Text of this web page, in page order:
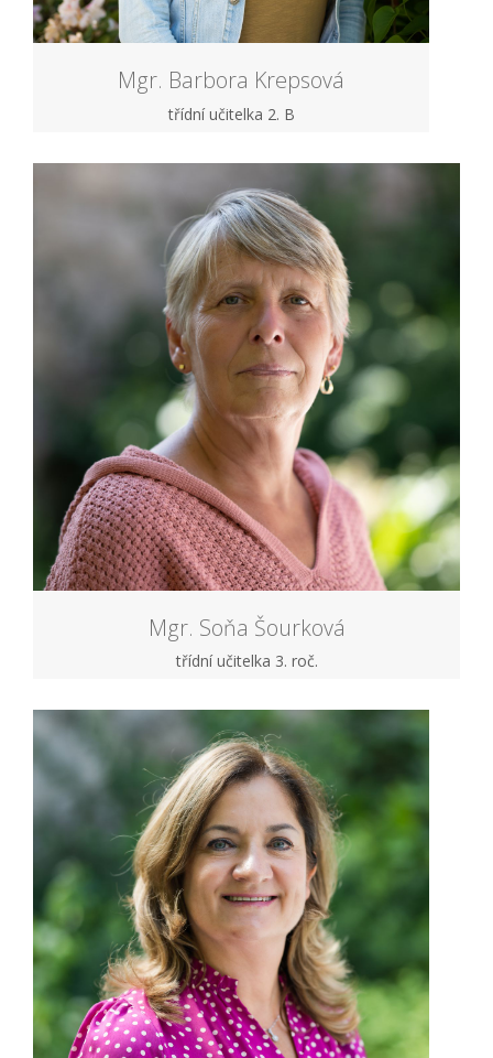
Mgr. Barbora Krepsová
třídní učitelka 2. B
Mgr. Soňa Šourková
třídní učitelka 3. roč.